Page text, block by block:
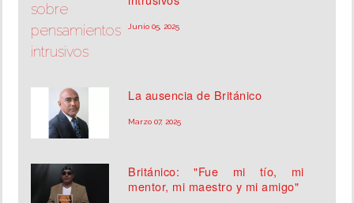
Junio 05, 2025
La ausencia de Británico
Marzo 07, 2025
Británico: "Fue mi tío, mi
mentor, mi maestro y mi amigo"